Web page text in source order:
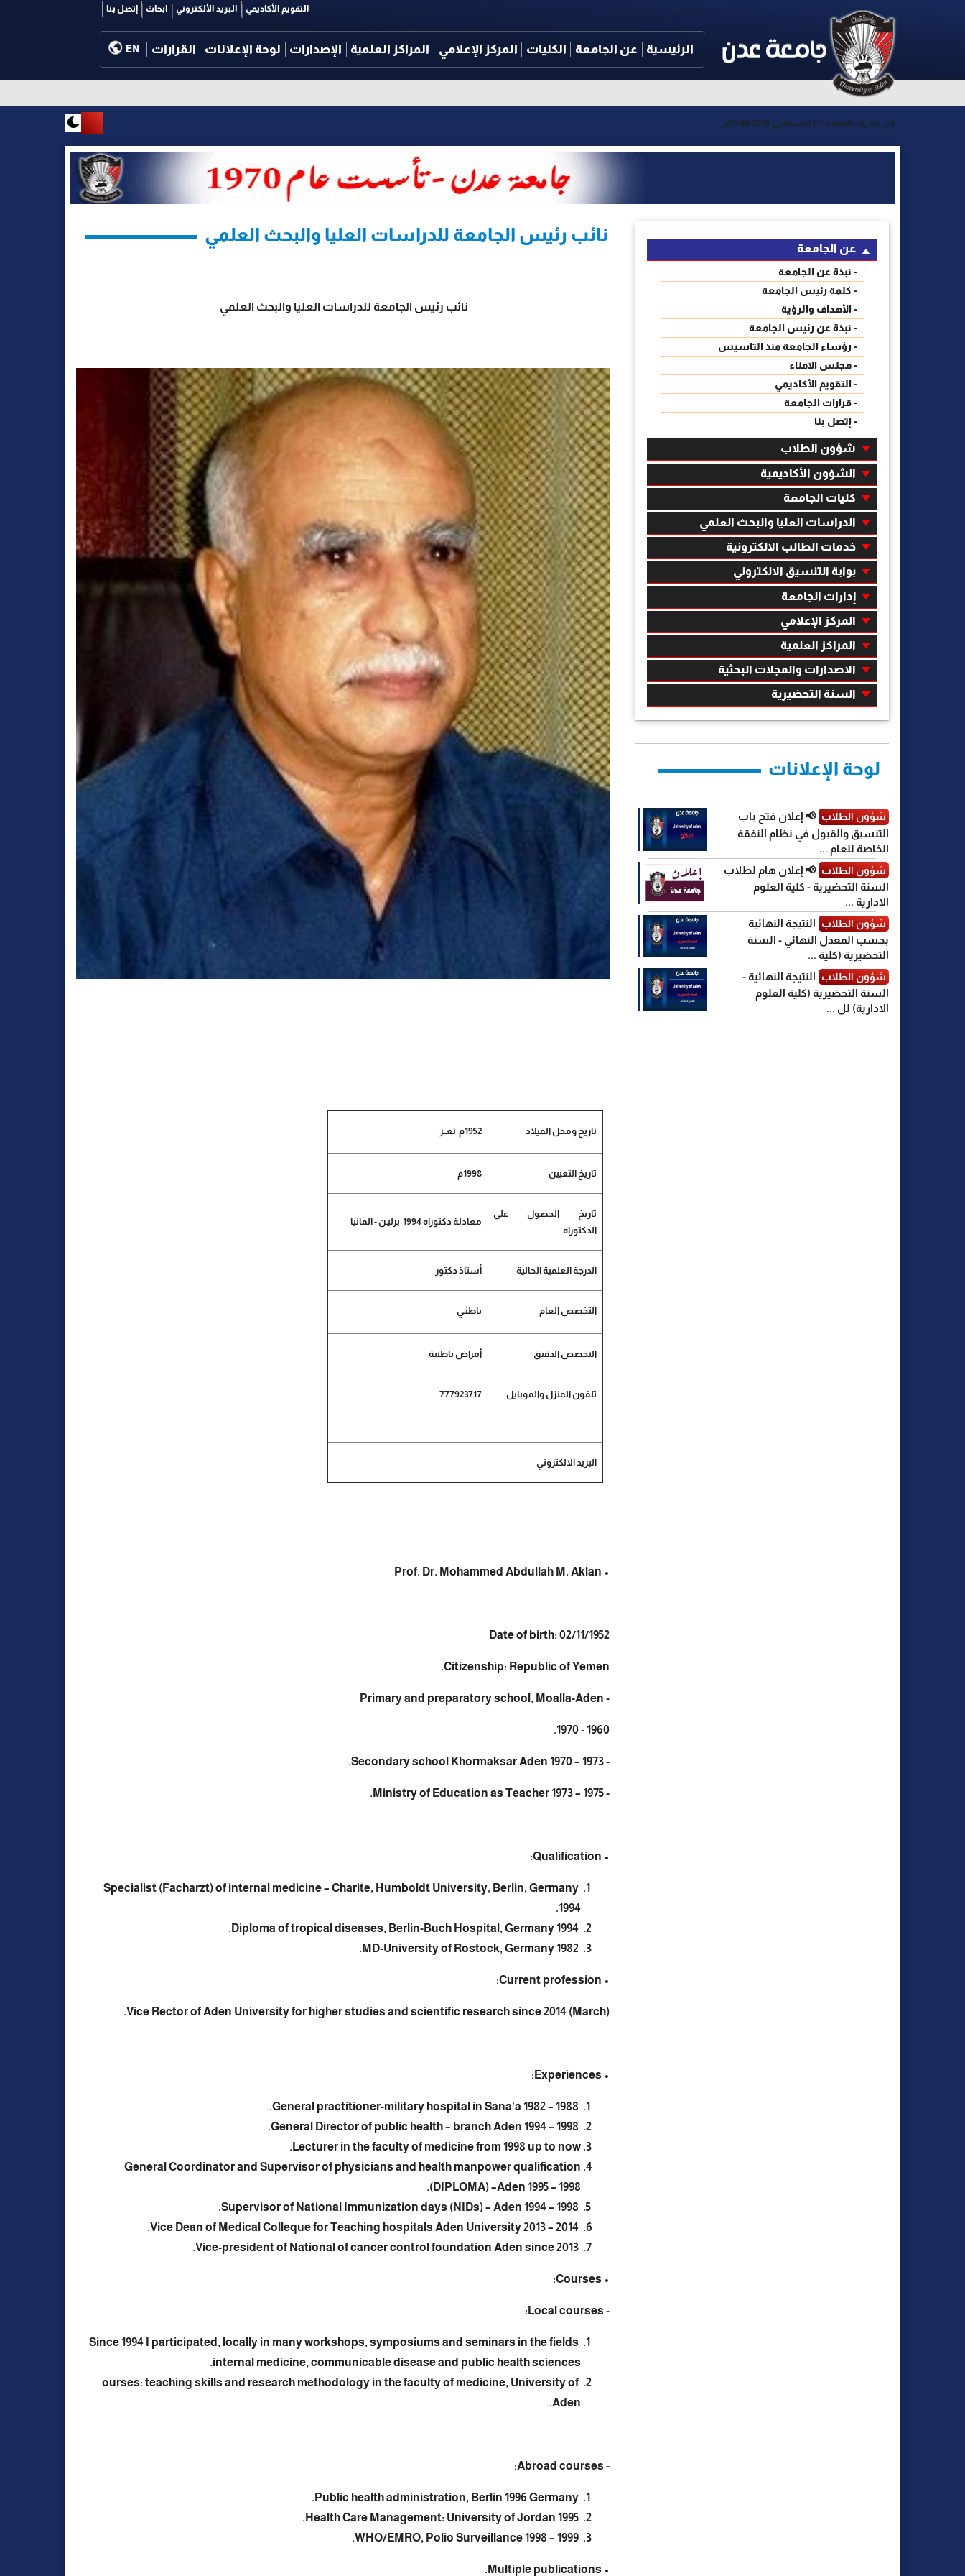
التقويم الأكاديمي البريد الألكتروني ابحاث إتصل بنا
الرئيسية عن الجامعة الكليات المركز الإعلامي المراكز العلمية الإصدارات لوحة الإعلانات القرارات EN
آخر تحديث : الجمعة-07 أغسطس 2026-10:59م
نائب رئيس الجامعة للدراسات العليا والبحث العلمي
نائب رئيس الجامعة للدراسات العليا والبحث العلمي
تاريخ ومحل الميلاد 1952م تعــز
تاريخ التعيين 1998م
تاريخ الحصول على
الدكتوراه
معادلة دكتوراه 1994 برليـن-المانيا
الدرجة العلمية الحالية أستاذ دكتور
التخصص العام باطنـي
التخصص الدقيق أمراض باطنية
تلفون المنزل والموبايل 777923717
البريد الالكتروني
• Prof. Dr. Mohammed Abdullah M. Aklan
Date of birth: 02/11/1952
Citizenship: Republic of Yemen.
- Primary and preparatory school, Moalla-Aden
1960 - 1970.
- Secondary school Khormaksar Aden 1970 – 1973.
- Ministry of Education as Teacher 1973 – 1975.
• Qualification:
Specialist (Facharzt) of internal medicine – Charite, Humboldt University, Berlin, Germany
1994.
Diploma of tropical diseases, Berlin-Buch Hospital, Germany 1994.
MD-University of Rostock, Germany 1982.
• Current profession:
Vice Rector of Aden University for higher studies and scientific research since 2014 (March).
• Experiences:
Lecturer in the faculty of medicine from 1998 up to now.
General Coordinator and Supervisor of physicians and health manpower qualification
(DIPLOMA) –Aden 1995 – 1998.
Vice Dean of Medical Colleque for Teaching hospitals Aden University 2013 – 2014.
Vice-president of National of cancer control foundation Aden since 2013.
• Courses:
- Local courses:
Since 1994 I participated, locally in many workshops, symposiums and seminars in the fields
internal medicine, communicable disease and public health sciences.
ourses: teaching skills and research methodology in the faculty of medicine, University of
Aden.
- Abroad courses:
Public health administration, Berlin 1996 Germany.
Health Care Management: University of Jordan 1995.
WHO/EMRO, Polio Surveillance 1998 – 1999.
• Multiple publications.
عن الجامعة
- نبذة عن الجامعة
- كلمة رئيس الجامعة
- الأهداف والرؤية
- نبذة عن رئيس الجامعة
- رؤساء الجامعة منذ التاسيس
- مجلس الامناء
- التقويم الأكاديمي
- قرارات الجامعة
- إتصل بنا
شؤون الطلاب
الشؤون الأكاديمية
كليات الجامعة
الدراسات العليا والبحث العلمي
خدمات الطالب الالكترونية
بوابة التنسيق الالكتروني
إدارات الجامعة
المركز الإعلامي
المراكز العلمية
الاصدارات والمجلات البحثية
السنة التحضيرية
لوحة الإعلانات
شؤون الطلاب 📢 إعلان فتح باب
التنسيق والقبول في نظام النفقة
الخاصة للعام ...
شؤون الطلاب 📢 إعلان هام لطلاب
السنة التحضيرية - كلية العلوم
الادارية ...
شؤون الطلاب
النتيجة النهائية
بحسب المعدل النهائي - السنة
التحضيرية (كلية ...
شؤون الطلاب
النتيجة النهائية -
السنة التحضيرية (كلية العلوم
الادارية) لل ...